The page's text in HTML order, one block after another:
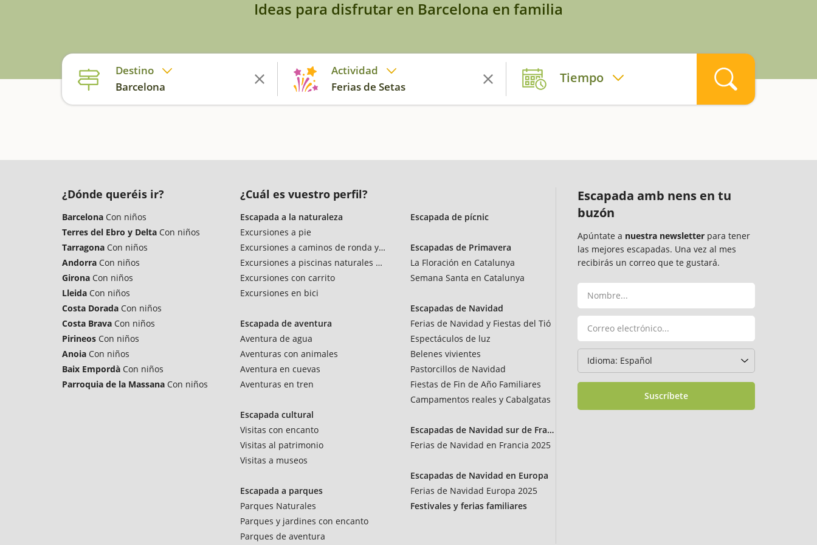
Ideas para disfrutar en Barcelona en familia
Destino
Barcelona
Actividad
Ferias de Setas
Tiempo
¿Dónde queréis ir?
Barcelona Con niños
Terres del Ebro y Delta Con niños
Tarragona Con niños
Andorra Con niños
Girona Con niños
Lleida Con niños
Costa Dorada Con niños
Costa Brava Con niños
Pirineos Con niños
Anoia Con niños
Baix Empordà Con niños
Parroquia de la Massana Con niños
¿Cuál es vuestro perfil?
Escapada a la naturaleza
Excursiones a pie
Excursiones a caminos de ronda y vías verdes
Excursiones a piscinas naturales y rios
Excursiones con carrito
Excursiones en bici
Escapada de aventura
Aventura de agua
Aventuras con animales
Aventura en cuevas
Aventuras en tren
Escapada cultural
Visitas con encanto
Visitas al patrimonio
Visitas a museos
Escapada a parques
Parques Naturales
Parques y jardines con encanto
Parques de aventura
Escapada de pícnic
Escapadas de Primavera
La Floración en Catalunya
Semana Santa en Catalunya
Escapadas de Navidad
Ferias de Navidad y Fiestas del Tió
Espectáculos de luz
Belenes vivientes
Pastorcillos de Navidad
Fiestas de Fin de Año Familiares
Campamentos reales y Cabalgatas
Escapadas de Navidad sur de Francia
Ferias de Navidad en Francia 2025
Escapadas de Navidad en Europa
Ferias de Navidad Europa 2025
Festivales y ferias familiares
Escapada amb nens en tu
buzón
Apúntate a nuestra newsletter para tener
las mejores escapadas. Una vez al mes
recibirás un correo que te gustará.
Suscríbete